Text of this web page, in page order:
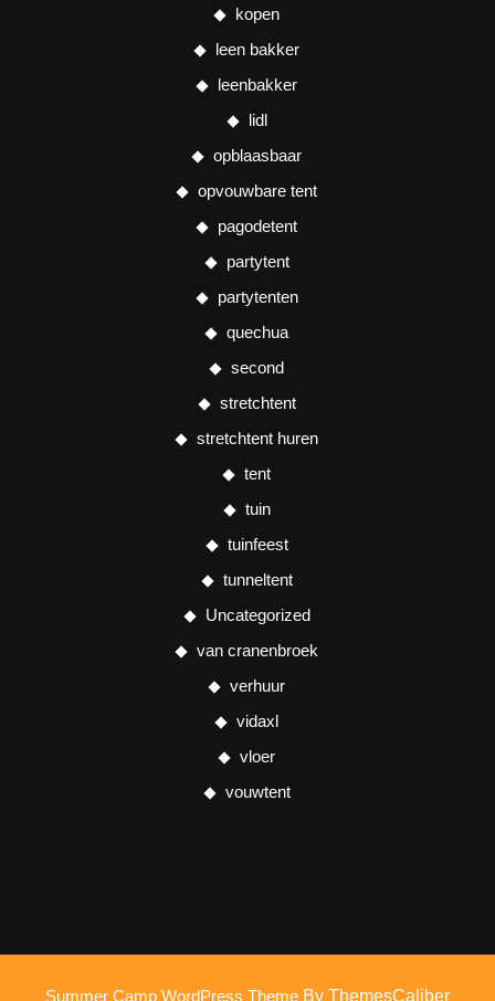
kopen
leen bakker
leenbakker
lidl
opblaasbaar
opvouwbare tent
pagodetent
partytent
partytenten
quechua
second
stretchtent
stretchtent huren
tent
tuin
tuinfeest
tunneltent
Uncategorized
van cranenbroek
verhuur
vidaxl
vloer
vouwtent
Summer Camp WordPress Theme By ThemesCaliber